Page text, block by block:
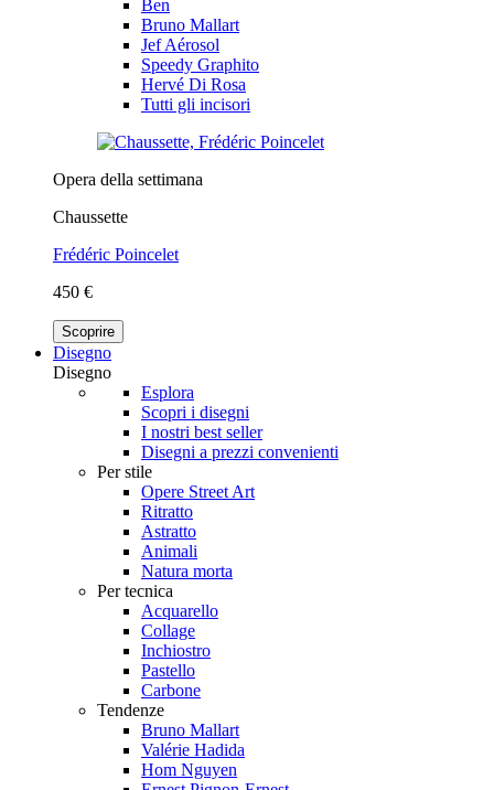
Ben
Bruno Mallart
Jef Aérosol
Speedy Graphito
Hervé Di Rosa
Tutti gli incisori
Opera della settimana
Chaussette
Frédéric Poincelet
450 €
Scoprire
Disegno
Disegno
Esplora
Scopri i disegni
I nostri best seller
Disegni a prezzi convenienti
Per stile
Opere Street Art
Ritratto
Astratto
Animali
Natura morta
Per tecnica
Acquarello
Collage
Inchiostro
Pastello
Carbone
Tendenze
Bruno Mallart
Valérie Hadida
Hom Nguyen